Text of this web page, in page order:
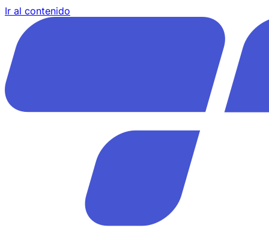
Ir al contenido